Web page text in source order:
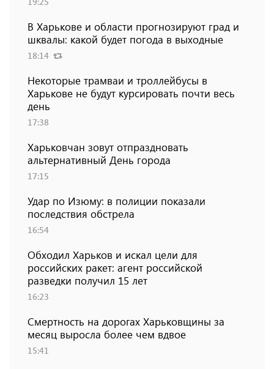
В Харькове и области прогнозируют град и
шквалы: какой будет погода в выходные
18:14
Некоторые трамваи и троллейбусы в
Харькове не будут курсировать почти весь
день
17:38
Харьковчан зовут отпраздновать
альтернативный День города
17:15
Удар по Изюму: в полиции показали
последствия обстрела
16:54
Обходил Харьков и искал цели для
российских ракет: агент российской
разведки получил 15 лет
16:23
Смертность на дорогах Харьковщины за
месяц выросла более чем вдвое
15:41